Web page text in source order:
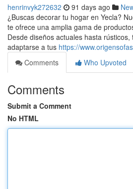
henrinvyk272632 91 days ago
¿Buscas decorar tu hogar en Yecla?
te ofrece una amplia gama de
Desde diseños actuales hasta
adaptarse a tus https://
Comments
Who Upvoted
Comments
Submit a Comment
No HTML